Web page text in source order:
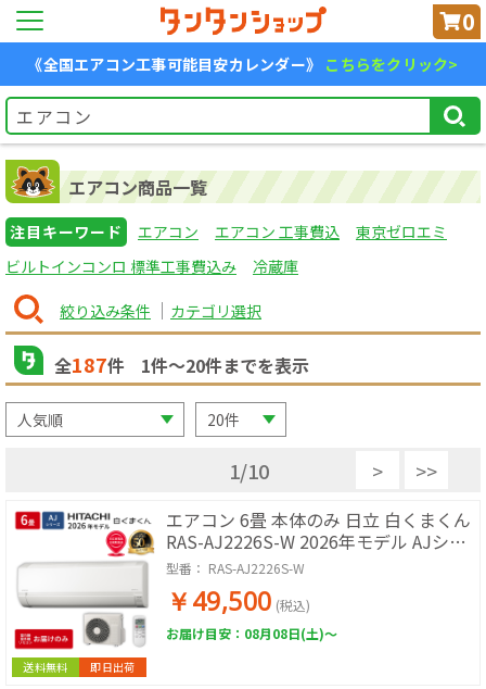
0
《全国エアコン工事可能目安カレンダー》 こちらをクリック>
エアコン商品一覧
注目キーワード エアコン エアコン 工事費込
東京ゼロエミ
ビルトインコンロ 標準工事費込み
冷蔵庫
絞り込み条件 カテゴリ選択
全187件 1件〜20件までを表示
1/10 > >>
送料無料 即日出荷
エアコン 6畳 本体のみ 日立 白くまくん
RAS-AJ2226S-W 2026年モデル AJシリ
ーズ ルームエアコン 取付工事なし 冷暖
房 単相100V スターホワイト 除湿 コン
パクト 壁掛けエアコン エアコン単品 寝
室 子ども部屋 書斎
型番： RAS-AJ2226S-W
￥49,500 (税込)
お届け目安：08月08日(土)～